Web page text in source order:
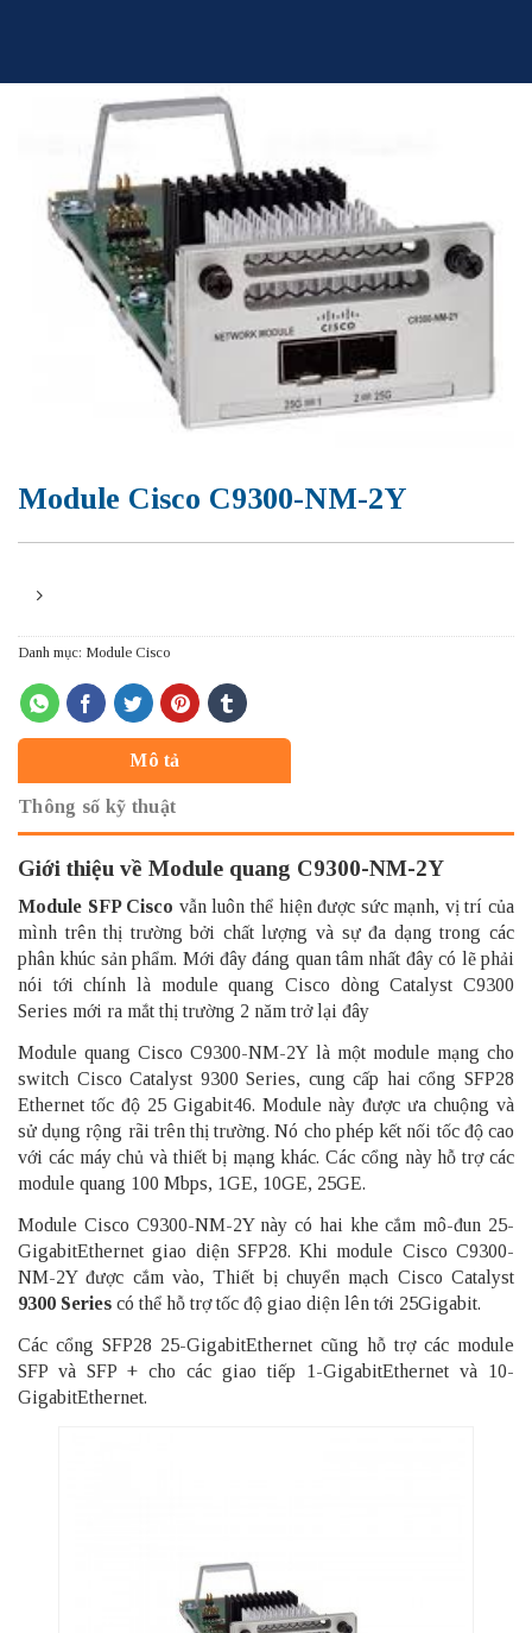
Module Cisco C9300-NM-2Y
Danh mục: Module Cisco
Mô tả
Thông số kỹ thuật
Giới thiệu về Module quang C9300-NM-2Y
Module SFP Cisco vẫn luôn thể hiện được sức mạnh, vị trí của
mình trên thị trường bởi chất lượng và sự đa dạng trong các
phân khúc sản phẩm. Mới đây đáng quan tâm nhất đây có lẽ phải
nói tới chính là module quang Cisco dòng Catalyst C9300
Series mới ra mắt thị trường 2 năm trở lại đây
Module quang Cisco C9300-NM-2Y là một module mạng cho
switch Cisco Catalyst 9300 Series, cung cấp hai cổng SFP28
Ethernet tốc độ 25 Gigabit46. Module này được ưa chuộng và
sử dụng rộng rãi trên thị trường. Nó cho phép kết nối tốc độ cao
với các máy chủ và thiết bị mạng khác. Các cổng này hỗ trợ các
module quang 100 Mbps, 1GE, 10GE, 25GE.
Module Cisco C9300-NM-2Y này có hai khe cắm mô-đun 25-
GigabitEthernet giao diện SFP28. Khi module Cisco C9300-
NM-2Y được cắm vào, Thiết bị chuyển mạch Cisco Catalyst
9300 Series có thể hỗ trợ tốc độ giao diện lên tới 25Gigabit.
Các cổng SFP28 25-GigabitEthernet cũng hỗ trợ các module
SFP và SFP + cho các giao tiếp 1-GigabitEthernet và 10-
GigabitEthernet.